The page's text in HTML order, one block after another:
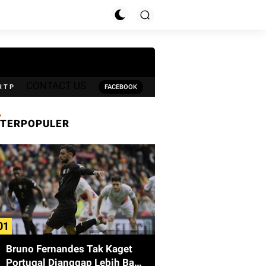
T P FACEBOOK
TERPOPULER
Bruno Fernandes Tak Kaget
Portugal Dianggap Lebih Baik